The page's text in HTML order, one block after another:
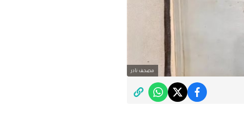
مصحف نادر